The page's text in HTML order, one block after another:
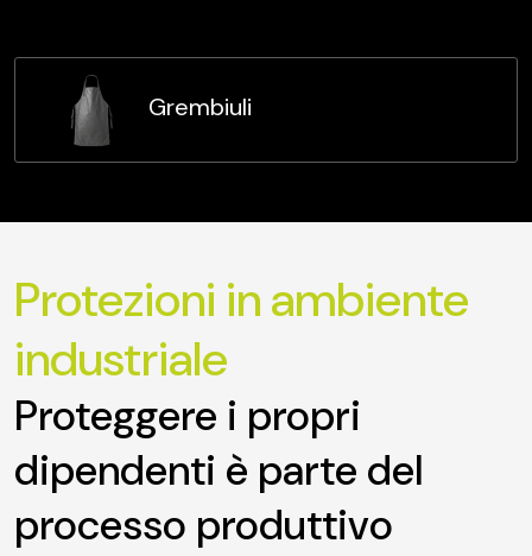
Grembiuli
Protezioni in ambiente
industriale
Proteggere i propri
dipendenti è parte del
processo produttivo